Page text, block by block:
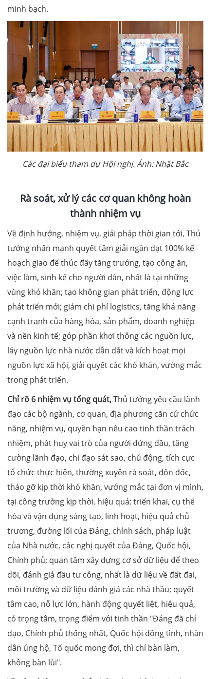
minh bạch.
Các đại biểu tham dự Hội nghị. Ảnh: Nhật Bắc
Rà soát, xử lý các cơ quan không hoàn
thành nhiệm vụ
Về định hướng, nhiệm vụ, giải pháp thời gian tới, Thủ
tướng nhấn mạnh quyết tâm giải ngân đạt 100% kế
hoạch giao để thúc đẩy tăng trưởng, tạo công ăn,
việc làm, sinh kế cho người dân, nhất là tại những
vùng khó khăn; tạo không gian phát triển, động lực
phát triển mới; giảm chi phí logistics, tăng khả năng
cạnh tranh của hàng hóa, sản phẩm, doanh nghiệp
và nền kinh tế; góp phần khơi thông các nguồn lực,
lấy nguồn lực nhà nước dẫn dắt và kích hoạt mọi
nguồn lực xã hội, giải quyết các khó khăn, vướng mắc
trong phát triển.
Chỉ rõ 6 nhiệm vụ tổng quát,Thủ tướng yêu cầu lãnh
đạo các bộ ngành, cơ quan, địa phương căn cứ chức
năng, nhiệm vụ, quyền hạn nêu cao tinh thần trách
nhiệm, phát huy vai trò của người đứng đầu, tăng
cường lãnh đạo, chỉ đạo sát sao, chủ động, tích cực
tổ chức thực hiện, thường xuyên rà soát, đôn đốc,
tháo gỡ kịp thời khó khăn, vướng mắc tại đơn vị mình,
tại công trường kịp thời, hiệu quả; triển khai, cụ thể
hóa và vận dụng sáng tạo, linh hoạt, hiệu quả chủ
trương, đường lối của Đảng, chính sách, pháp luật
của Nhà nước, các nghị quyết của Đảng, Quốc hội,
Chính phủ; quan tâm xây dựng cơ sở dữ liệu để theo
dõi, đánh giá đầu tư công, nhất là dữ liệu về đất đai,
môi trường và dữ liệu đánh giá các nhà thầu; quyết
tâm cao, nỗ lực lớn, hành động quyết liệt, hiệu quả,
có trọng tâm, trọng điểm với tinh thần "Đảng đã chỉ
đạo, Chính phủ thống nhất, Quốc hội đồng tình, nhân
dân ủng hộ, Tổ quốc mong đợi, thì chỉ bàn làm,
không bàn lùi".